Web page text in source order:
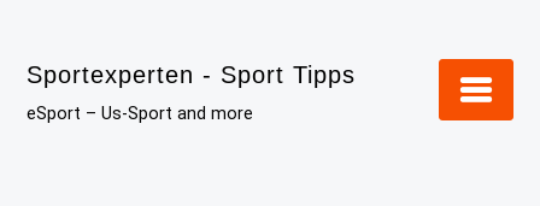
content
Sportexperten - Sport Tipps
eSport – Us-Sport and more